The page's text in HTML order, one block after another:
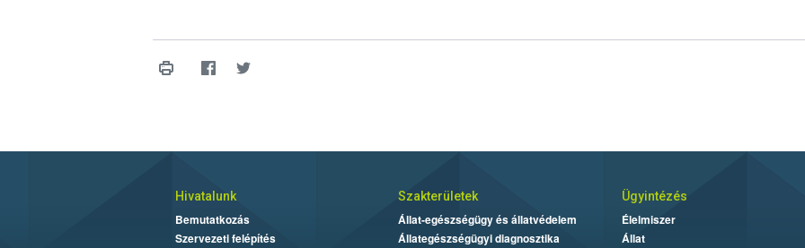
Hivatalunk
Bemutatkozás
Szervezeti felépítés
Szakterületek
Állat-egészségügy és állatvédelem
Állategészségügyi diagnosztika
Ügyintézés
Élelmiszer
Állat